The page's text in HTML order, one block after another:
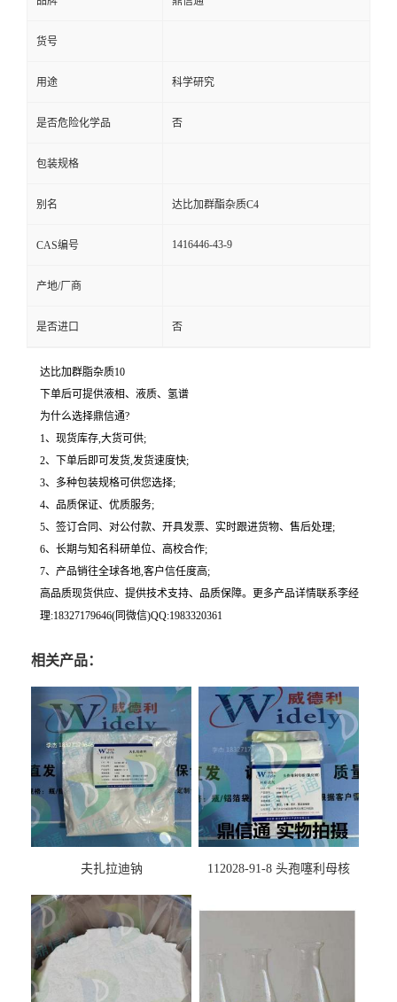
货号
用途 科学研究
是否危险化学品 否
包装规格
别名 达比加群酯杂质C4
CAS编号 1416446-43-9
产地/厂商
是否进口 否
达比加群脂杂质10
下单后可提供液相、液质、氢谱
为什么选择鼎信通?
1、现货库存,大货可供;
2、下单后即可发货,发货速度快;
3、多种包装规格可供您选择;
4、品质保证、优质服务;
5、签订合同、对公付款、开具发票、实时跟进货物、售后处理;
6、长期与知名科研单位、高校合作;
7、产品销往全球各地,客户信任度高;
高品质现货供应、提供技术支持、品质保障。更多产品详情联系李经
理:18327179646(同微信)QQ:1983320361
相关产品：
夫扎拉迪钠
112028-91-8 头孢噻利母核